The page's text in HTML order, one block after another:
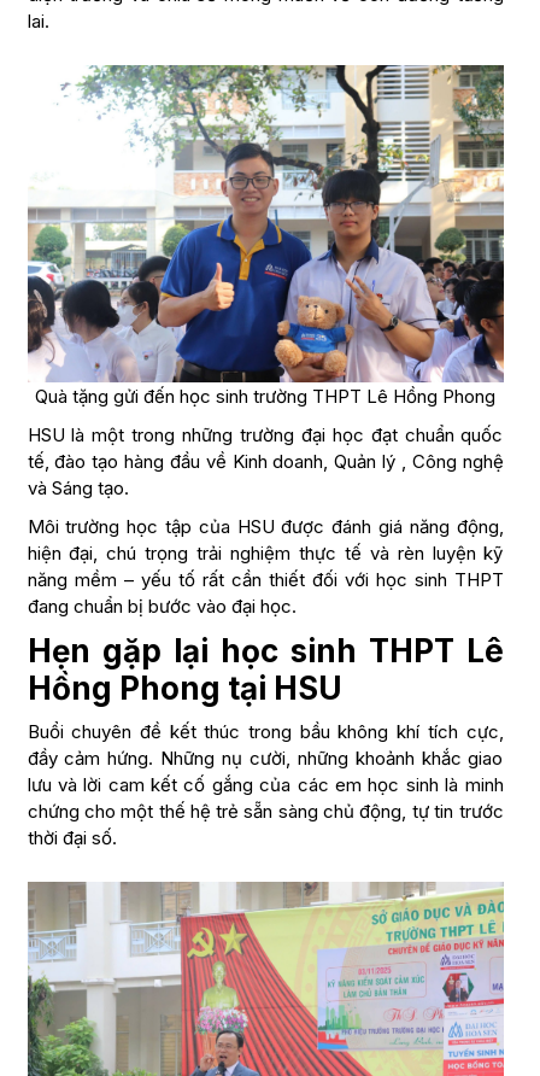
lai.
Quà tặng gửi đến học sinh trường THPT Lê Hồng Phong
HSU là một trong những trường đại học đạt chuẩn quốc
tế, đào tạo hàng đầu về Kinh doanh, Quản lý , Công nghệ
và Sáng tạo.
Môi trường học tập của HSU được đánh giá năng động,
hiện đại, chú trọng trải nghiệm thực tế và rèn luyện kỹ
năng mềm – yếu tố rất cần thiết đối với học sinh THPT
đang chuẩn bị bước vào đại học.
Hẹn gặp lại học sinh THPT Lê
Hồng Phong tại HSU
Buổi chuyên đề kết thúc trong bầu không khí tích cực,
đầy cảm hứng. Những nụ cười, những khoảnh khắc giao
lưu và lời cam kết cố gắng của các em học sinh là minh
chứng cho một thế hệ trẻ sẵn sàng chủ động, tự tin trước
thời đại số.